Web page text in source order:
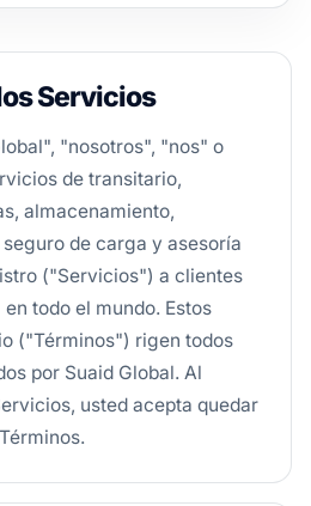
Servicios
"nosotros", "nos" o
de transitario,
almacenamiento,
de carga y asesoría
("Servicios") a clientes
todo el mundo. Estos
("Términos") rigen todos
por Suaid Global. Al
usted acepta quedar